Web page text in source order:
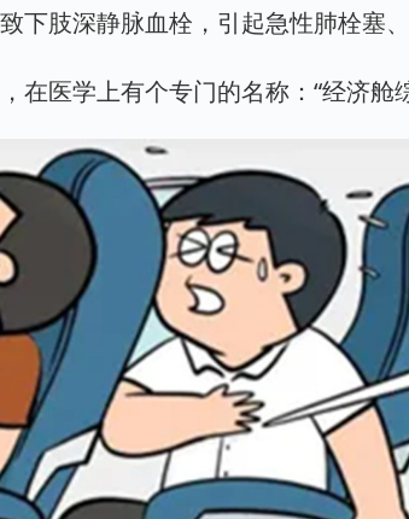
下肢深静脉血栓，引起急性肺栓塞、
在医学上有个专门的名称：“经济舱综